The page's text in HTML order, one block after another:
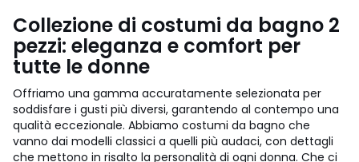
Collezione di costumi da bagno 2
pezzi: eleganza e comfort per
tutte le donne
Offriamo una gamma accuratamente selezionata per
soddisfare i gusti più diversi, garantendo al contempo una
qualità eccezionale. Abbiamo costumi da bagno che
vanno dai modelli classici a quelli più audaci, con dettagli
che mettono in risalto la personalità di ogni donna. Che ci